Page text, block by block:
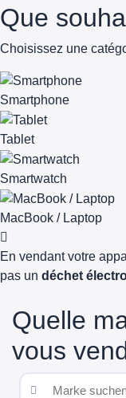
Que
Choisissez une
Smartphone
Tablet
Smartwatch
MacBook / Laptop
En vendant votre
pas un déchet
Quelle
vous